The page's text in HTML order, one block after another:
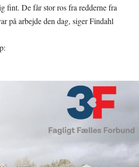
fint. De får stor ros fra redderne fra
på arbejde den dag, siger Findahl